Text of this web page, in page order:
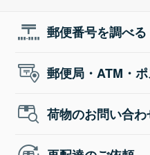
郵便番号を調べる
郵便局・ATM・
荷物のお問い合わ